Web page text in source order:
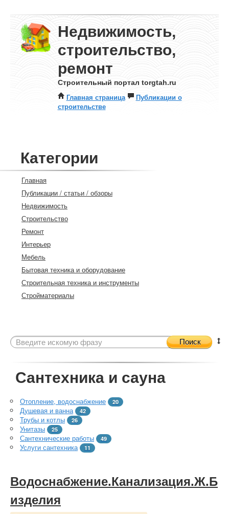
Недвижимость,
строительство,
ремонт
Строительный портал torgtah.ru
Главная страница
Публикации о
строительстве
Категории
Главная
Публикации / статьи / обзоры
Недвижимость
Строительство
Ремонт
Интерьер
Мебель
Бытовая техника и оборудование
Строительная техника и инструменты
Стройматериалы
Поиск
Сантехника и сауна
Отопление, водоснабжение 20
Душевая и ванна 42
Трубы и котлы 26
Унитазы 25
Сантехнические работы 49
Услуги сантехника 11
Водоснабжение.Канализация.Ж.Б
изделия